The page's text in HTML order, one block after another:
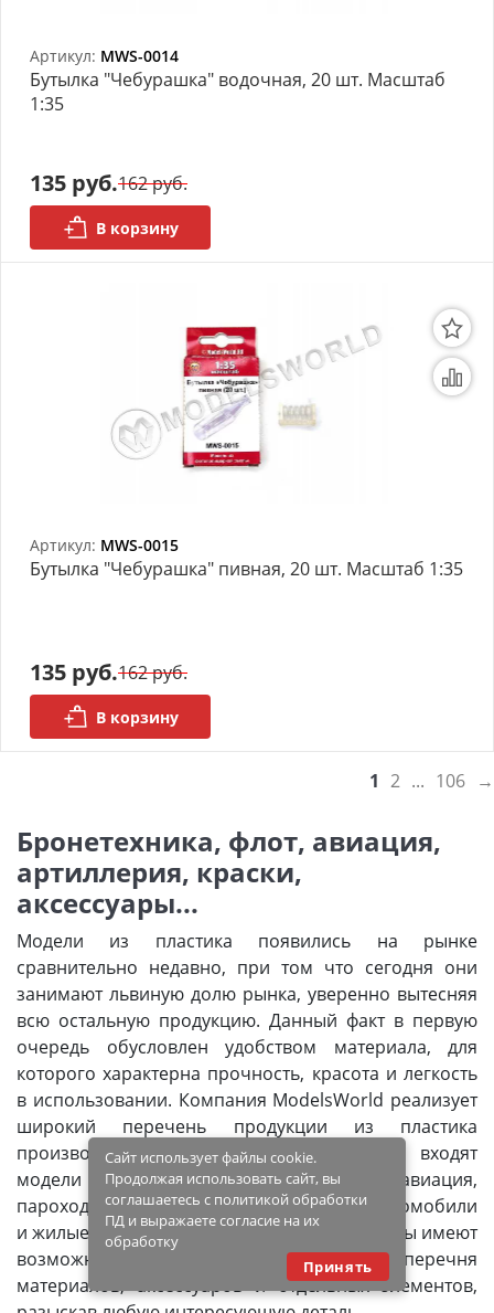
Артикул: MWS-0014
Бутылка "Чебурашка" водочная, 20 шт. Масштаб
1:35
135 руб.162 руб.
В корзину
Артикул: MWS-0015
Бутылка "Чебурашка" пивная, 20 шт. Масштаб 1:35
135 руб.162 руб.
В корзину
1 2 ... 106 →
Бронетехника, флот, авиация,
артиллерия, краски,
аксессуары...
Модели из пластика появились на рынке
сравнительно недавно, при том что сегодня они
занимают львиную долю рынка, уверенно вытесняя
всю остальную продукцию. Данный факт в первую
очередь обусловлен удобством материала, для
которого характерна прочность, красота и легкость
в использовании. Компания ModelsWorld реализует
широкий перечень продукции из пластика
производства более десятка стран, куда входят
модели танков и другой боевой техники, авиация,
пароходы и парусные корабли, а также автомобили
и жилые объекты. Кроме этого, наши клиенты имеют
возможность выбора из огромного перечня
материалов, аксессуаров и отдельных элементов,
Сайт использует файлы cookie.
Продолжая использовать сайт, вы
соглашаетесь с политикой обработки
ПД и выражаете согласие на их
обработку
Принять